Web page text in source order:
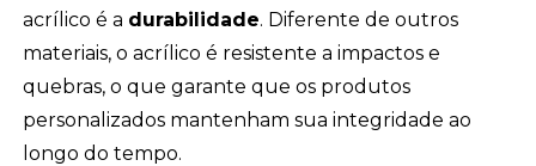
acrílico é a durabilidade. Diferente de outros
materiais, o acrílico é resistente a impactos e
quebras, o que garante que os produtos
personalizados mantenham sua integridade ao
longo do tempo.